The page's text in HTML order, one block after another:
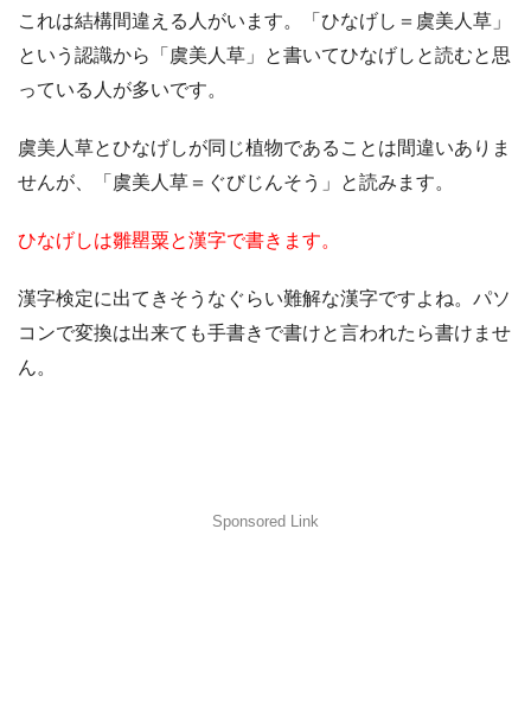
これは結構間違える人がいます。「ひなげし＝虞美人草」
という認識から「虞美人草」と書いてひなげしと読むと思
っている人が多いです。
虞美人草とひなげしが同じ植物であることは間違いありま
せんが、「虞美人草＝ぐびじんそう」と読みます。
ひなげしは雛罌粟と漢字で書きます。
漢字検定に出てきそうなぐらい難解な漢字ですよね。パソ
コンで変換は出来ても手書きで書けと言われたら書けませ
ん。
Sponsored Link